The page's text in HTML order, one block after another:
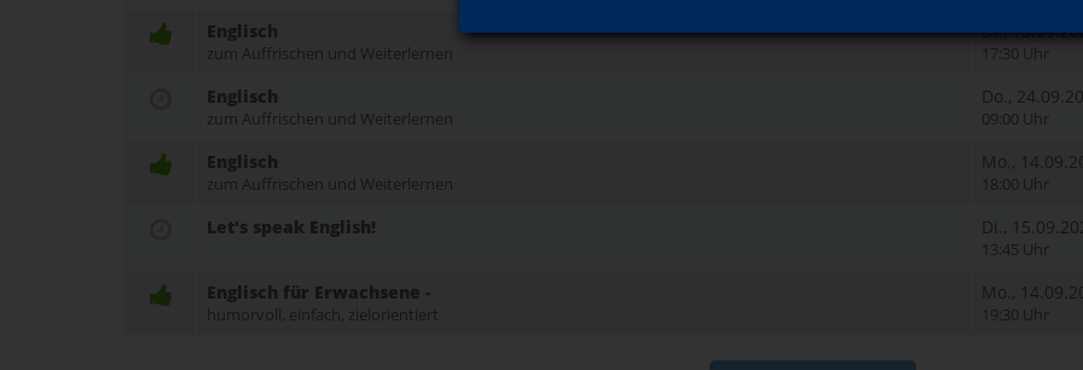
Englisch
zum Auffrischen und Weiterlernen
Di.,
17:30 Uhr
Englisch
zum Auffrischen und Weiterlernen
Do.,
09:00 Uhr
Englisch
zum Auffrischen und Weiterlernen
Mo.,
18:00 Uhr
Let's speak English! Di.,
13:45 Uhr
Englisch für Erwachsene -
humorvoll, einfach, zielorientiert
Mo.,
19:30 Uhr